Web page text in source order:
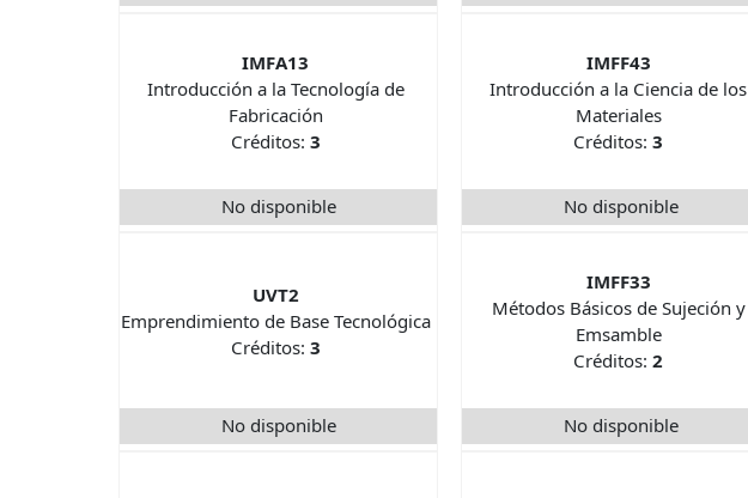
IMFA13
Introducción a la Tecnología de
Fabricación
Créditos: 3
No disponible
UVT2
Emprendimiento de Base Tecnológica
Créditos: 3
No disponible
IMFF43
Introducción a la Ciencia de los
Materiales
Créditos:3
No disponible
IMFF33
Métodos Básicos de Sujeción y
Emsamble
Créditos:2
No disponible